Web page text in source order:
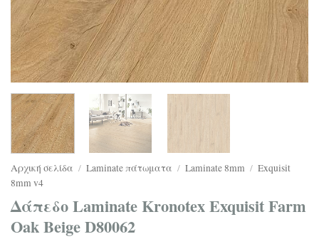
Αρχική σελίδα / Laminate πάτωματα / Laminate 8mm / Exquisit
8mm v4
Δάπεδο Laminate Kronotex Exquisit Farm
Oak Beige D80062